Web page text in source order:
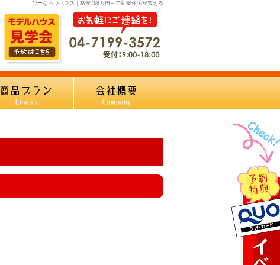
ぴーなっつハウス｜格安768万円～で新築住宅が買える